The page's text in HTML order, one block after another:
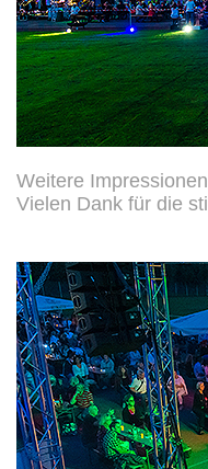
Weitere
Vielen Dank für die